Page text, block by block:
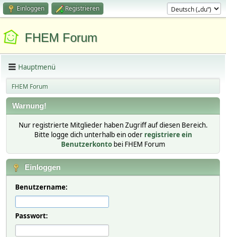
Einloggen Registrieren
FHEM Forum
Hauptmenü
FHEM Forum
Warnung!
Nur registrierte Mitglieder haben Zugriff auf diesen Bereich.
Bitte logge dich unterhalb ein oder registriere ein
Benutzerkonto bei FHEM Forum
Einloggen
Benutzername:
Passwort: